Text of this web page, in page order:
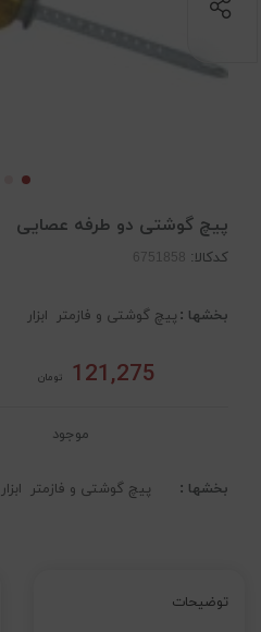
پیچ گوشتی دو طرفه عصایی
کدکالا:
بخشها : پیچ گوشتی و فازمتر ابزار
121,275 تومان
موجود
بخشها : پیچ گوشتی و فازمتر ابزار
توضیحات